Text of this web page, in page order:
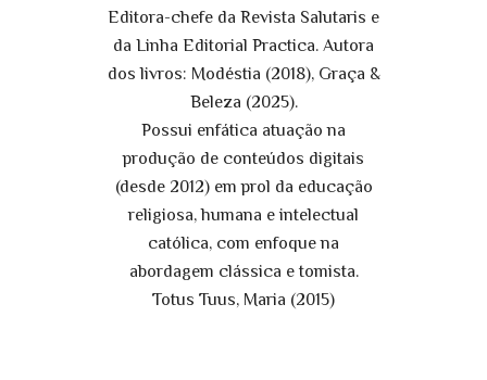
Editora-chefe da Revista Salutaris e
da Linha Editorial Practica. Autora
dos livros: Modéstia (2018), Graça &
Beleza (2025).
Possui enfática atuação na
produção de conteúdos digitais
(desde 2012) em prol da educação
religiosa, humana e intelectual
católica, com enfoque na
abordagem clássica e tomista.
Totus Tuus, Maria (2015)